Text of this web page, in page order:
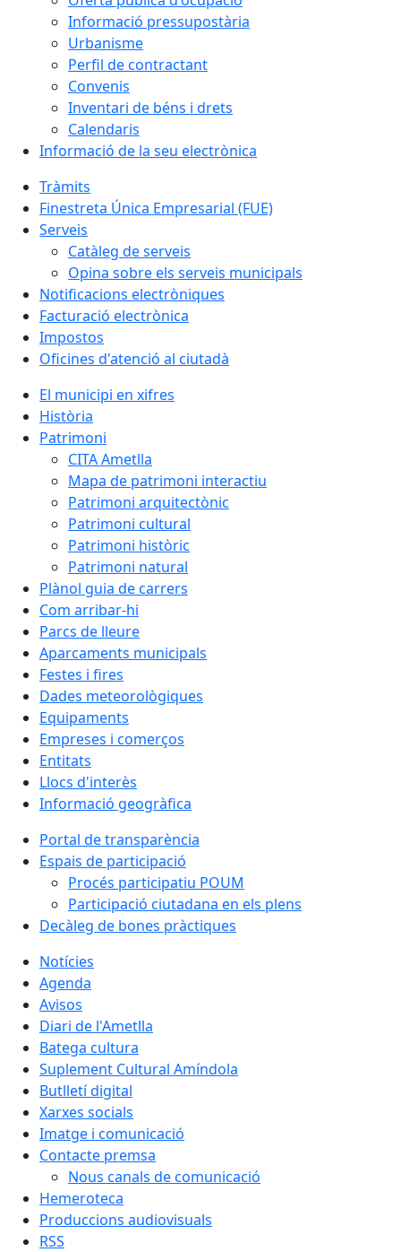
Informació pressupostària
Urbanisme
Perfil de contractant
Convenis
Inventari de béns i drets
Calendaris
Informació de la seu electrònica
Tràmits
Finestreta Única Empresarial (FUE)
Serveis
Catàleg de serveis
Opina sobre els serveis municipals
Notificacions electròniques
Facturació electrònica
Impostos
Oficines d'atenció al ciutadà
El municipi en xifres
Història
Patrimoni
CITA Ametlla
Mapa de patrimoni interactiu
Patrimoni arquitectònic
Patrimoni cultural
Patrimoni històric
Patrimoni natural
Plànol guia de carrers
Com arribar-hi
Parcs de lleure
Aparcaments municipals
Festes i fires
Dades meteorològiques
Equipaments
Empreses i comerços
Entitats
Llocs d'interès
Informació geogràfica
Portal de transparència
Espais de participació
Procés participatiu POUM
Participació ciutadana en els plens
Decàleg de bones pràctiques
Notícies
Agenda
Avisos
Diari de l'Ametlla
Batega cultura
Suplement Cultural Amíndola
Butlletí digital
Xarxes socials
Imatge i comunicació
Contacte premsa
Nous canals de comunicació
Hemeroteca
Produccions audiovisuals
RSS